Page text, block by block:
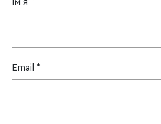
Email *